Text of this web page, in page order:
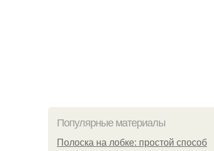
Популярные материалы
Полоска на лобке: простой способ